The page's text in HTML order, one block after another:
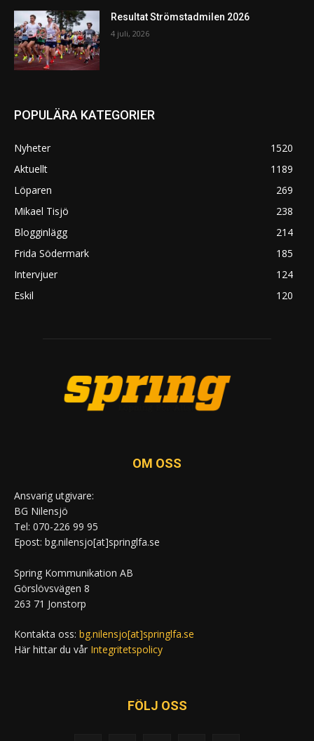
Resultat Strömstadmilen 2026
4 juli, 2026
POPULÄRA KATEGORIER
Nyheter
1520
Aktuellt
1189
Löparen
269
Mikael Tisjö
238
Blogginlägg
214
Frida Södermark
185
Intervjuer
124
Eskil
120
OM OSS
Ansvarig utgivare:
BG Nilensjö
Tel: 070-226 99 95
Epost: bg.nilensjo[at]springlfa.se
Spring Kommunikation AB
Görslövsvägen 8
263 71 Jonstorp
Kontakta oss: bg.nilensjo[at]springlfa.se
Här hittar du vår Integritetspolicy
FÖLJ OSS